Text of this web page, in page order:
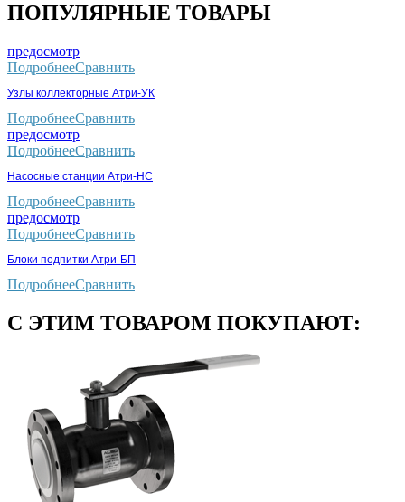
ПОПУЛЯРНЫЕ ТОВАРЫ
предосмотр
ПодробнееСравнить
Узлы коллекторные Атри-УК
ПодробнееСравнить
предосмотр
ПодробнееСравнить
Насосные станции Атри-НС
ПодробнееСравнить
предосмотр
ПодробнееСравнить
Блоки подпитки Атри-БП
ПодробнееСравнить
С ЭТИМ ТОВАРОМ ПОКУПАЮТ: